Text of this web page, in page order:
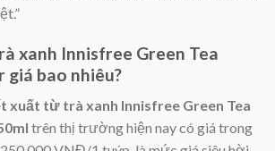
xanh Innisfree Green Tea
giá bao nhiêu?
xuất từ trà xanh Innisfree Green Tea
trên thị trường hiện nay có giá trong